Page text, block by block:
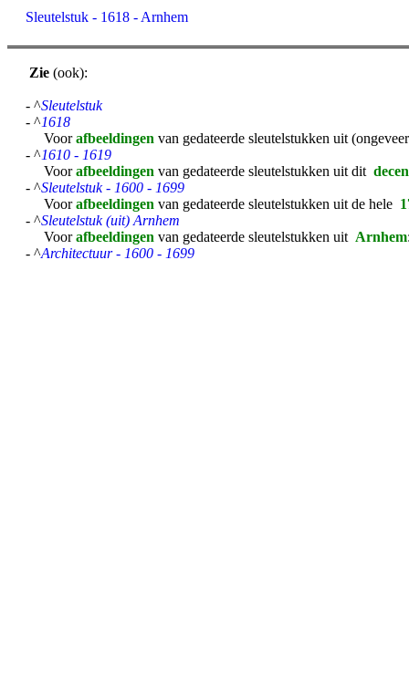
Sleutelstuk - 1618 - Arnhem
Zie (ook):
- ^Sleutelstuk
- ^1618
Voorafbeeldingen van gedateerde sleutelstukken uit
- ^1610 - 1619
Voorafbeeldingen van gedateerde sleutelstukken uit dit
- ^Sleutelstuk - 1600 - 1699
Voorafbeeldingen van gedateerde sleutelstukken uit de hele
- ^Sleutelstuk (uit) Arnhem
Voorafbeeldingen van gedateerde sleutelstukken uit Arnhem
- ^Architectuur - 1600 - 1699